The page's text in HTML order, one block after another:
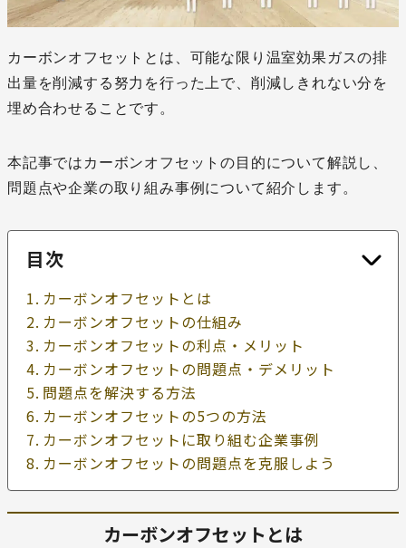
カーボンオフセットとは、可能な限り温室効果ガスの排
出量を削減する努力を行った上で、削減しきれない分を
埋め合わせることです。
本記事ではカーボンオフセットの目的について解説し、
問題点や企業の取り組み事例について紹介します。
目次
カーボンオフセットとは
カーボンオフセットの仕組み
カーボンオフセットの利点・メリット
カーボンオフセットの問題点・デメリット
問題点を解決する方法
カーボンオフセットの5つの方法
カーボンオフセットに取り組む企業事例
カーボンオフセットの問題点を克服しよう
カーボンオフセットとは